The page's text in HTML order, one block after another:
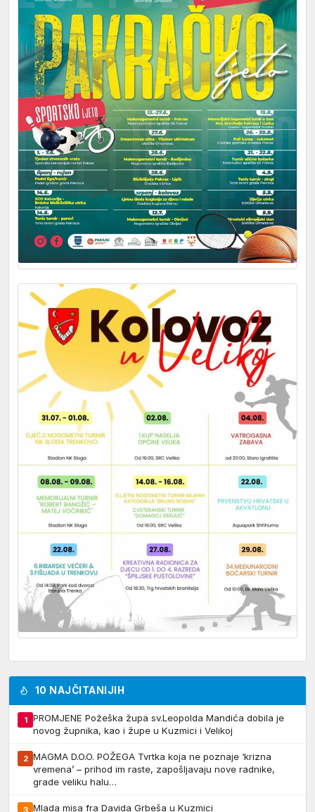
10 NAJČITANIJIH
1
PROMJENE Požeška župa sv.Leopolda Mandića dobila je
novog župnika, kao i župe u Kuzmici i Velikoj
2 MAGMA D.O.O. POŽEGA Tvrtka koja ne poznaje ‘krizna
vremena’ – prihod im raste, zapošljavaju nove radnike,
grade veliku halu…
3 Mlada misa fra Davida Grbeša u Kuzmici